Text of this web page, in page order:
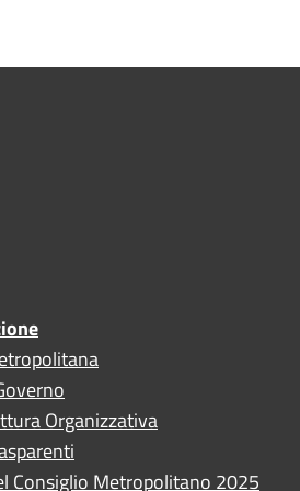
Organizzativa
Consiglio Metropolitano 2025